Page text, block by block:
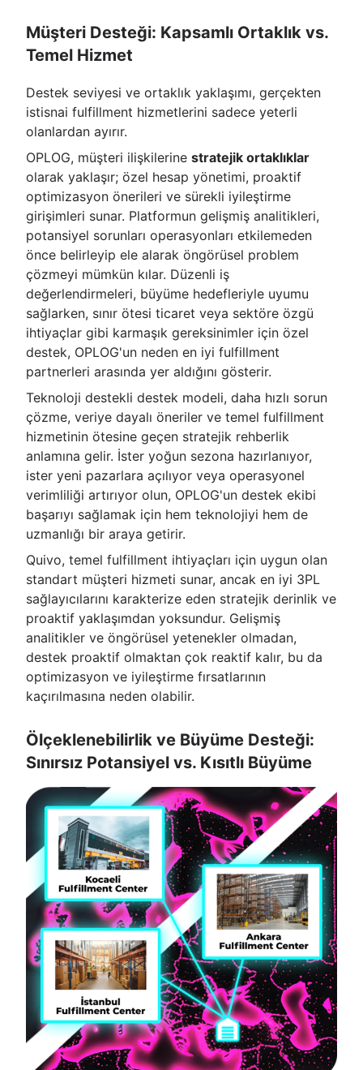
Müşteri Desteği: Kapsamlı Ortaklık vs.
Temel Hizmet
Destek seviyesi ve ortaklık yaklaşımı, gerçekten
istisnai fulfillment hizmetlerini sadece yeterli
olanlardan ayırır.
OPLOG, müşteri ilişkilerine stratejik ortaklıklar
olarak yaklaşır; özel hesap yönetimi, proaktif
optimizasyon önerileri ve sürekli iyileştirme
girişimleri sunar. Platformun gelişmiş analitikleri,
potansiyel sorunları operasyonları etkilemeden
önce belirleyip ele alarak öngörüsel problem
çözmeyi mümkün kılar. Düzenli iş
değerlendirmeleri, büyüme hedefleriyle uyumu
sağlarken, sınır ötesi ticaret veya sektöre özgü
ihtiyaçlar gibi karmaşık gereksinimler için özel
destek, OPLOG'un neden en iyi fulfillment
partnerleri arasında yer aldığını gösterir.
Teknoloji destekli destek modeli, daha hızlı sorun
çözme, veriye dayalı öneriler ve temel fulfillment
hizmetinin ötesine geçen stratejik rehberlik
anlamına gelir. İster yoğun sezona hazırlanıyor,
ister yeni pazarlara açılıyor veya operasyonel
verimliliği artırıyor olun, OPLOG'un destek ekibi
başarıyı sağlamak için hem teknolojiyi hem de
uzmanlığı bir araya getirir.
Quivo, temel fulfillment ihtiyaçları için uygun olan
standart müşteri hizmeti sunar, ancak en iyi 3PL
sağlayıcılarını karakterize eden stratejik derinlik ve
proaktif yaklaşımdan yoksundur. Gelişmiş
analitikler ve öngörüsel yetenekler olmadan,
destek proaktif olmaktan çok reaktif kalır, bu da
optimizasyon ve iyileştirme fırsatlarının
kaçırılmasına neden olabilir.
Ölçeklenebilirlik ve Büyüme Desteği:
Sınırsız Potansiyel vs. Kısıtlı Büyüme